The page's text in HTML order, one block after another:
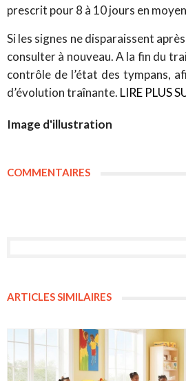
prescrit pour 8 à 10 jours en
Si les signes ne disparaissent
consulter à nouveau. A la fin du
contrôle de l’état des tympans,
d’évolution traînante. LIRE PLUS
Image d'illustration
COMMENTAIRES
ARTICLES SIMILAIRES